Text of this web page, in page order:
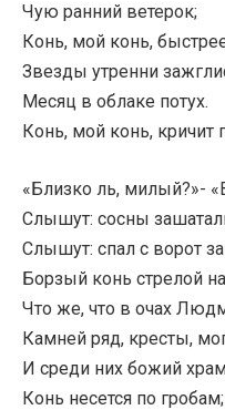
Чую ранний ветерок;
Конь, мой конь,
Звезды утренни
Месяц в облаке потух.
Конь, мой конь, кричит
«Близко ль, милый?»-
Слышут: сосны
Слышут: спал с ворот
Борзый конь стрелой
Что же, что в очах
Камней ряд, кресты,
И среди них божий
Конь несется по гробам;